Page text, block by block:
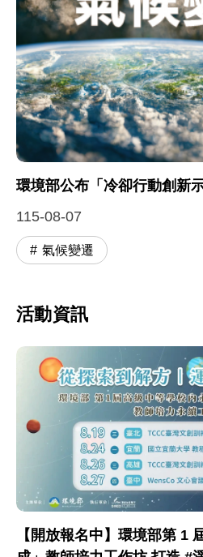
環境部公布「冷卻行動創新
115-08-07
氣候變遷
活動資訊
【開放報名中】環境部第 1